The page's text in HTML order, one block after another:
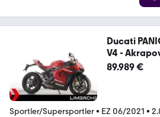
Ducati
V4 -
89.989 €
Sportler/Supersportler• EZ 06/2021 •